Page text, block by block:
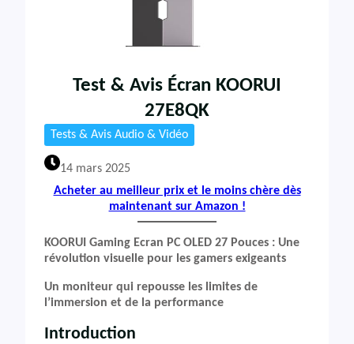
Test & Avis Écran KOORUI
27E8QK
Tests & Avis Audio & Vidéo
14 mars 2025
Acheter au meilleur prix et le moins chère dès
maintenant sur Amazon !
KOORUI Gaming Ecran PC OLED 27 Pouces : Une
révolution visuelle pour les gamers exigeants
Un moniteur qui repousse les limites de
l’immersion et de la performance
Introduction